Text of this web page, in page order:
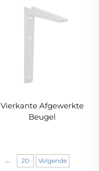
Vierkante Afgewerkte
Beugel
... 20 Volgende